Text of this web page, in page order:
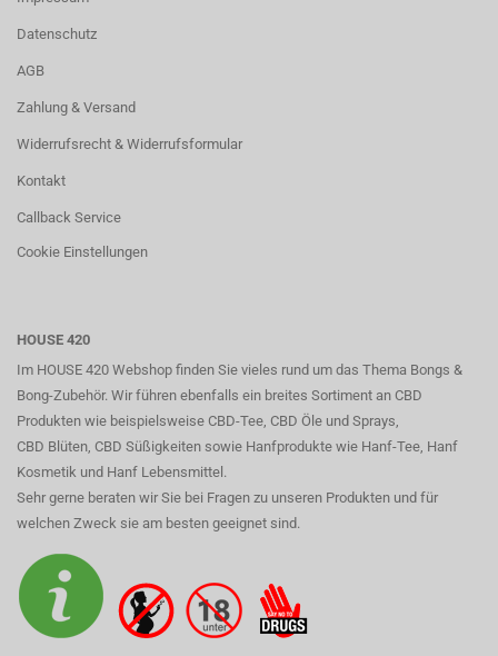
Datenschutz
AGB
Zahlung & Versand
Widerrufsrecht & Widerrufsformular
Kontakt
Callback Service
Cookie Einstellungen
HOUSE 420
Im HOUSE 420 Webshop finden Sie vieles rund um das Thema Bongs &
Bong-Zubehör. Wir führen ebenfalls ein breites Sortiment an CBD
Produkten wie beispielsweise CBD-Tee, CBD Öle und Sprays,
CBD Blüten, CBD Süßigkeiten sowie Hanfprodukte wie Hanf-Tee, Hanf
Kosmetik und Hanf Lebensmittel.
Sehr gerne beraten wir Sie bei Fragen zu unseren Produkten und für
welchen Zweck sie am besten geeignet sind.